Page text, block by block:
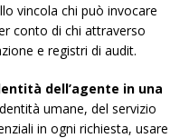
vincola chi può invocare
conto di chi attraverso
e registri di audit.
dell’agente in una
umane, del servizio
in ogni richiesta, usare